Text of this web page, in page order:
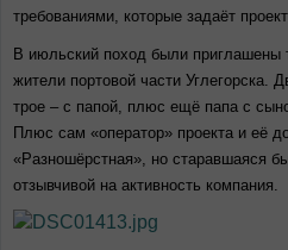
требованиями, которые задаёт
В июльский поход были приглашены
жители портовой части Углегорска.
трое – с папой, плюс ещё папа с
Плюс сам «оператор» проекта и её
«Разношёрстная», но старавшаяся
отзывчивой на активность компания.